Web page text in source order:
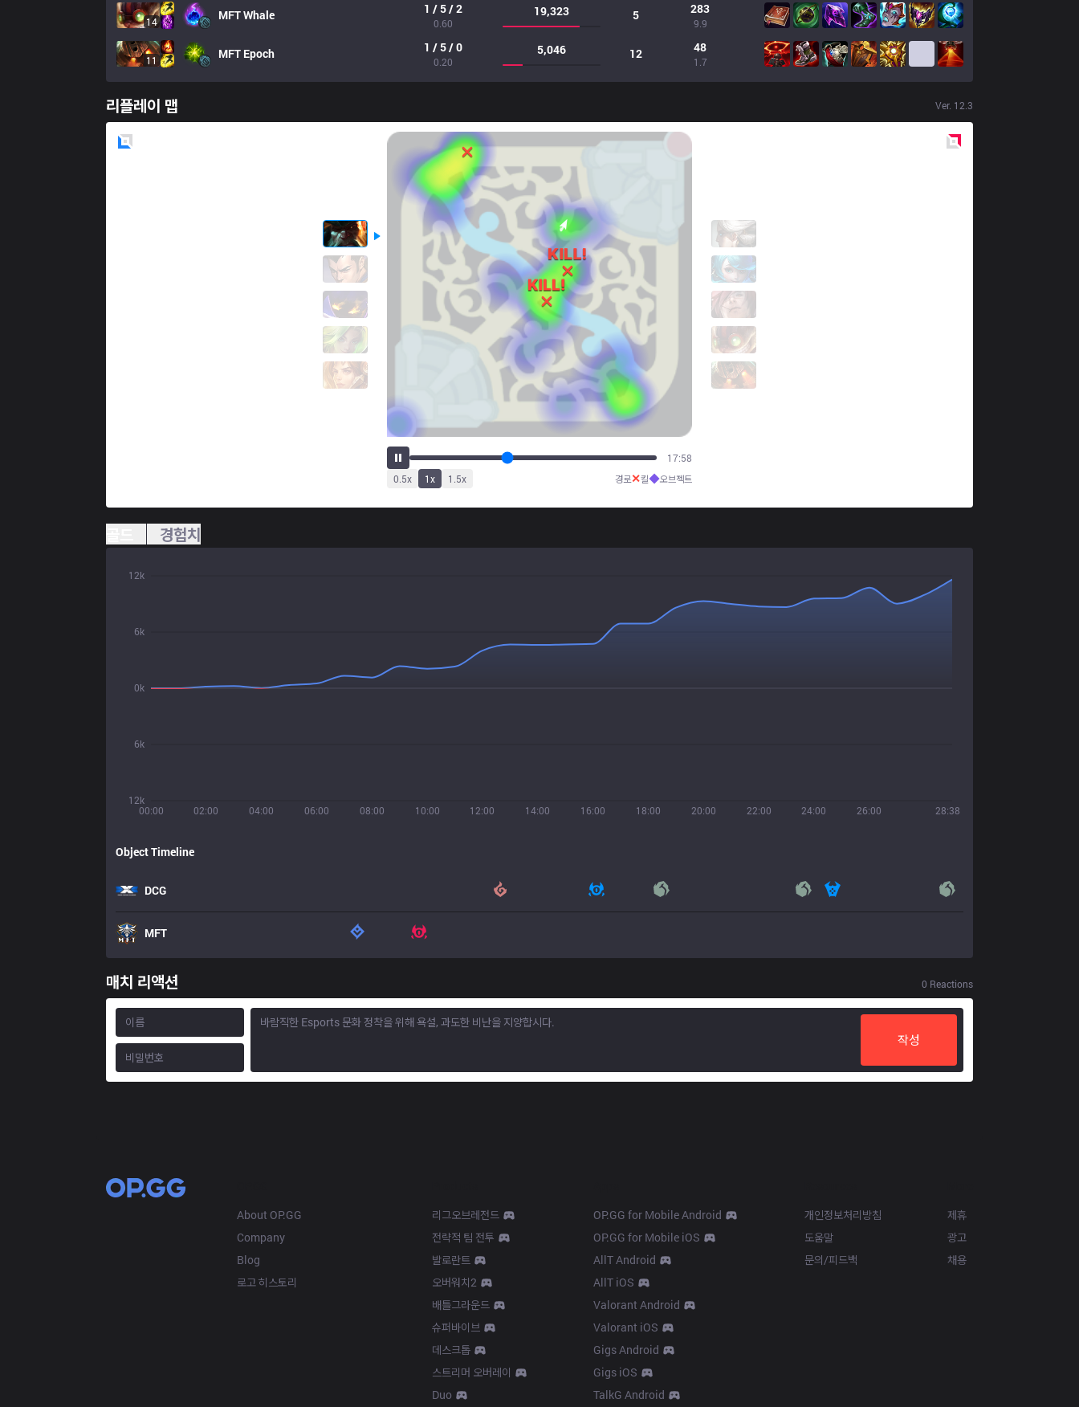
14 MFTWhale 1 / 5 / 2
0.60
19,323 5 283
9.9
11 MFT Epoch 1 / 5 / 0
0.20
5,046 12 48
1.7
리플레이 맵 Ver. 12.3
22:47
0.5x 1x 1.5x 경로✕킬◆오브젝트
경험치
00:00 02:00 04:00 06:00 08:00 10:00 12:00 14:00 16:00 18:00 20:00 22:00 24:00 26:00 28:38
12k
6k
0k
6k
12k
Object Timeline
DCG
MFT
매치 리액션 0 Reactions
작성
About OP.GG
Company
Blog
로고 히스토리
리그오브레전드
전략적 팀 전투
발로란트
오버워치2
배틀그라운드
슈퍼바이브
데스크톱
스트리머 오버레이
Duo
OP.GG for Mobile Android
OP.GG for Mobile iOS
AllT Android
AllT iOS
Valorant Android
Valorant iOS
Gigs Android
Gigs iOS
TalkG Android
개인정보처리방침
도움말
문의/피드백
제휴
광고
채용